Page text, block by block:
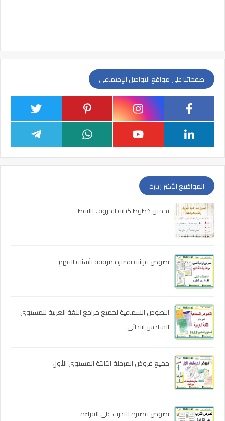
صفحاتنا على مواقع التواصل الإجتماعي
المواضيع الأكثر زيارة
تحميل خطوط كتابة الحروف بالنقط
نصوص قرائية قصيرة مرفقة بأسئلة الفهم
النصوص السماعية لجميع مراجع اللغة العربية للمستوى
السادس ابتدائي
جميع فروض المرحلة الثالثة المستوى الأول
نصوص قصيرة للتدرب على القراءة